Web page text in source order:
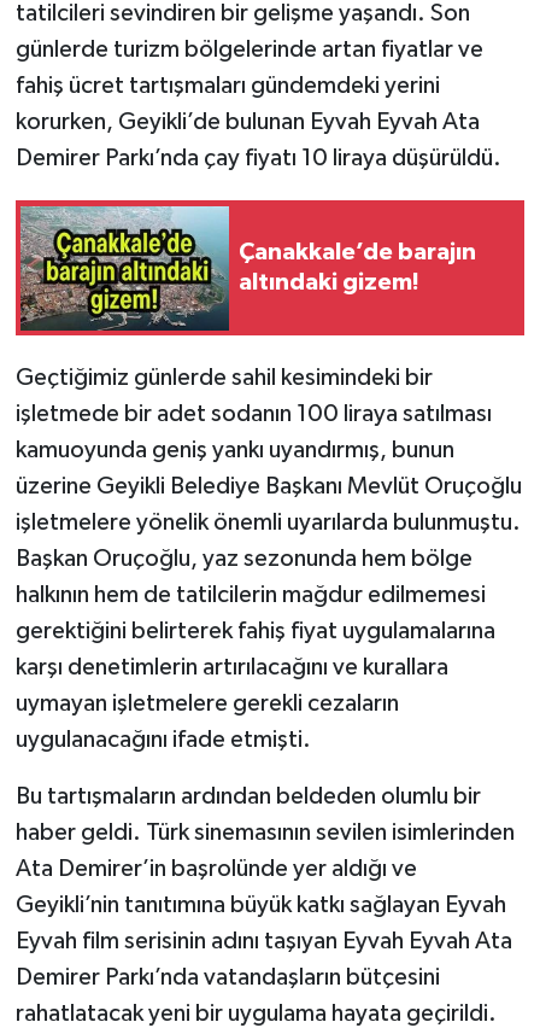
tatilcileri sevindiren bir gelişme yaşandı. Son
günlerde turizm bölgelerinde artan fiyatlar ve
fahiş ücret tartışmaları gündemdeki yerini
korurken, Geyikli’de bulunan Eyvah Eyvah Ata
Demirer Parkı’nda çay fiyatı 10 liraya düşürüldü.
Çanakkale’de barajın
altındaki gizem!
Geçtiğimiz günlerde sahil kesimindeki bir
işletmede bir adet sodanın 100 liraya satılması
kamuoyunda geniş yankı uyandırmış, bunun
üzerine Geyikli Belediye Başkanı Mevlüt Oruçoğlu
işletmelere yönelik önemli uyarılarda bulunmuştu.
Başkan Oruçoğlu, yaz sezonunda hem bölge
halkının hem de tatilcilerin mağdur edilmemesi
gerektiğini belirterek fahiş fiyat uygulamalarına
karşı denetimlerin artırılacağını ve kurallara
uymayan işletmelere gerekli cezaların
uygulanacağını ifade etmişti.
Bu tartışmaların ardından beldeden olumlu bir
haber geldi. Türk sinemasının sevilen isimlerinden
Ata Demirer’in başrolünde yer aldığı ve
Geyikli’nin tanıtımına büyük katkı sağlayan Eyvah
Eyvah film serisinin adını taşıyan Eyvah Eyvah Ata
Demirer Parkı’nda vatandaşların bütçesini
rahatlatacak yeni bir uygulama hayata geçirildi.